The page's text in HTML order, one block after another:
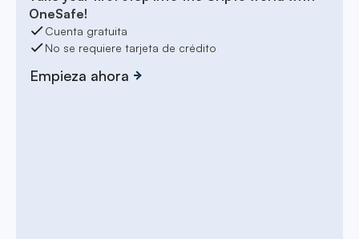
OneSafe!
Cuenta gratuita
No se requiere tarjeta de crédito
Empieza ahora